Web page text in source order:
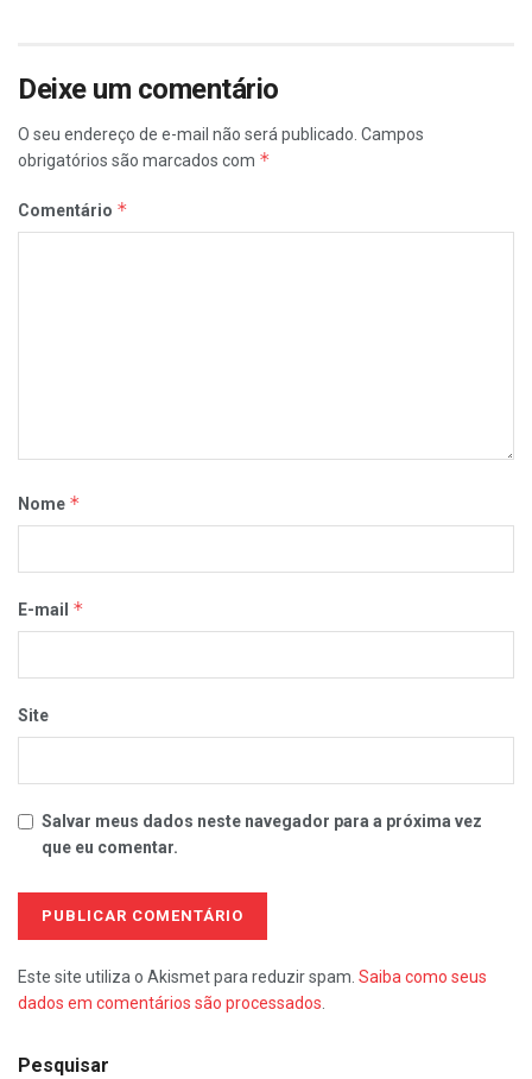
Deixe um comentário
O seu endereço de e-mail não será publicado. Campos
obrigatórios são marcados com *
Comentário *
Nome *
E-mail *
Site
Salvar meus dados neste navegador para a próxima vez
que eu comentar.
Este site utiliza o Akismet para reduzir spam. Saiba como seus
dados em comentários são processados
Pesquisar